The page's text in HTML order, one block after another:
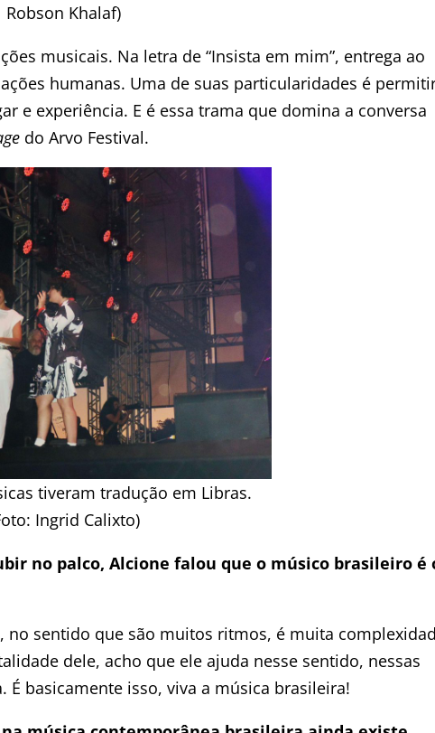
Robson Khalaf)
musicais. Na letra de “Insista em mim”, entrega ao
humanas. Uma de suas particularidades é
e experiência. E é essa trama que domina a conversa
do Arvo Festival.
tiveram tradução em Libras.
Ingrid Calixto)
no palco, Alcione falou que o músico brasileiro é
no sentido que são muitos ritmos, é muita
dele, acho que ele ajuda nesse sentido, nessas
basicamente isso, viva a música brasileira!